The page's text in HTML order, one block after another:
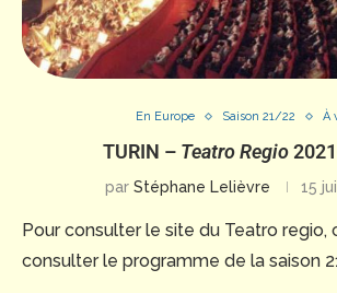
En Europe Saison 21/22 À
TURIN – Teatro Regio
par Stéphane Lelièvre 15
Pour consulter le site du Teatro regio,
consulter le programme de la saison